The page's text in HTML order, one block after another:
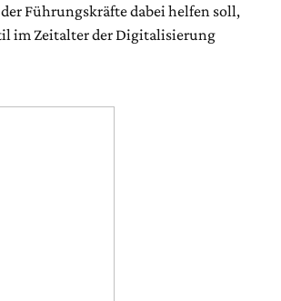
Führungskräfte dabei helfen soll,
im Zeitalter der Digitalisierung